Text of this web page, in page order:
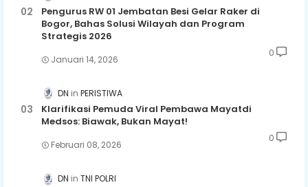
Pengurus RW 01 Jembatan Besi Gelar Raker di
Bogor, Bahas Solusi Wilayah dan Program
Strategis 2026
Januari 14, 2026
0
DN PERISTIWA
Klarifikasi Pemuda Viral Pembawa Mayatdi
Medsos: Biawak, Bukan Mayat!
Februari 08, 2026
0
DN TNI POLRI